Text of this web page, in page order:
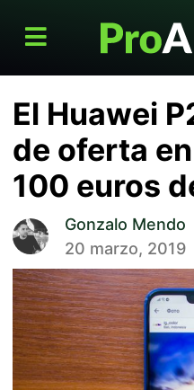
El Huawei
de oferta
100 euros
Gonzalo Mendo
20 marzo, 2019